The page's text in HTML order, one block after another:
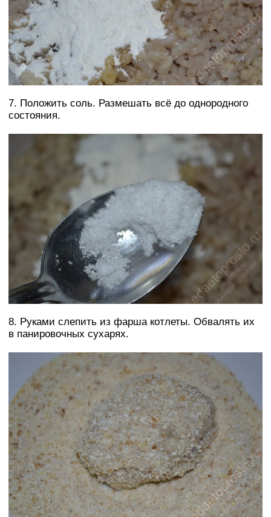
7. Положить соль. Размешать всё до однородного
состояния.
8. Руками слепить из фарша котлеты. Обвалять их
в панировочных сухарях.